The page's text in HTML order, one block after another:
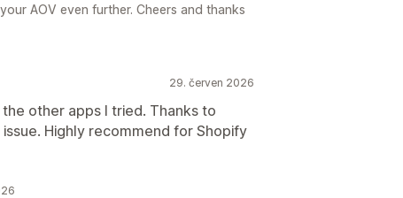
AOV even further. Cheers and thanks
29. červen 2026
other apps I tried. Thanks to
Highly recommend for Shopify